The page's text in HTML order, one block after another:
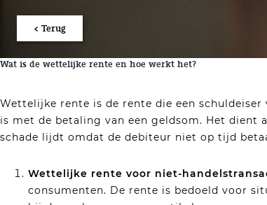
< Terug
Wat is de wettelijke rente en hoe werkt het?
Wettelijke rente is de rente die een
is met de betaling van een geldsom. Het dient
schade lijdt omdat de debiteur niet op tijd
Wettelijke rente voor niet-
consumenten. De rente is bedoeld voor